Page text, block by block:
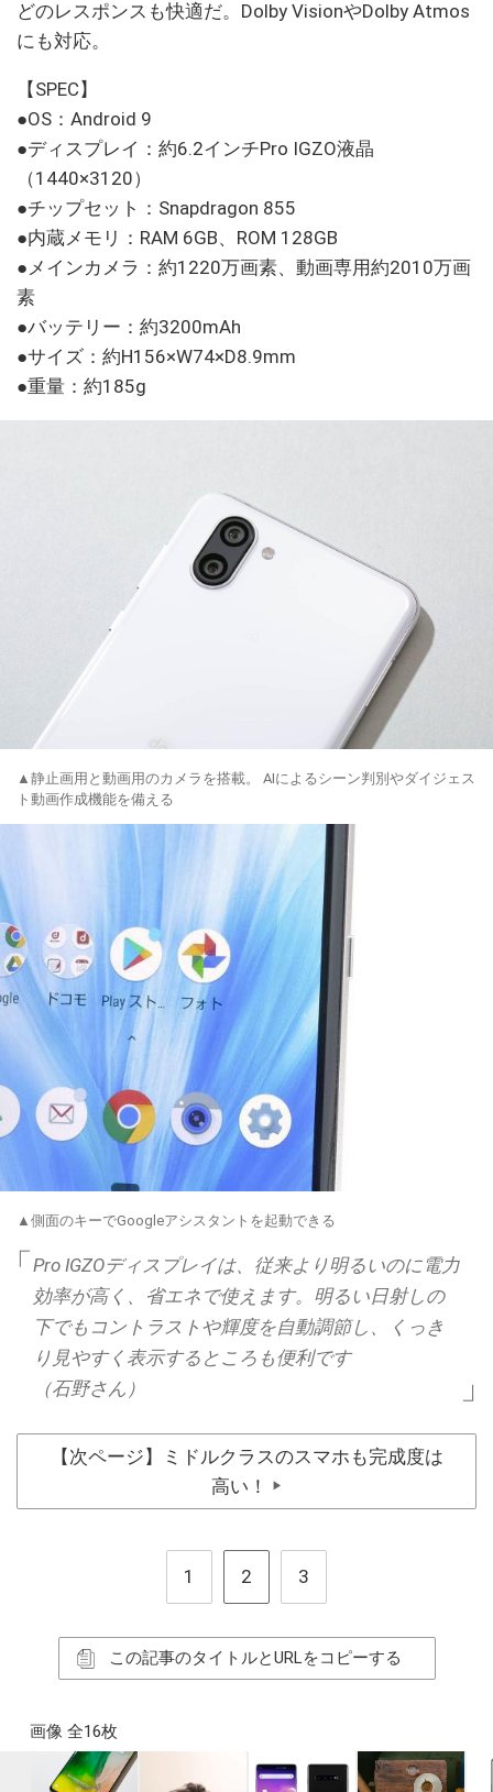
どのレスポンスも快適だ。Dolby VisionやDolby Atmos
にも対応。
【SPEC】
●OS：Android 9
●ディスプレイ：約6.2インチPro IGZO液晶
（1440×3120）
●チップセット：Snapdragon 855
●内蔵メモリ：RAM 6GB、ROM 128GB
●メインカメラ：約1220万画素、動画専用約2010万画
素
●バッテリー：約3200mAh
●サイズ：約H156×W74×D8.9mm
●重量：約185g
▲静止画用と動画用のカメラを搭載。 AIによるシーン判別やダイジェス
ト動画作成機能を備える
▲側面のキーでGoogleアシスタントを起動できる
Pro IGZOディスプレイは、従来より明るいのに電力
効率が高く、省エネで使えます。明るい日射しの
下でもコントラストや輝度を自動調節し、くっき
り見やすく表示するところも便利です
（石野さん）
【次ページ】ミドルクラスのスマホも完成度は
高い！
▶
1 2 3
この記事のタイトルとURLをコピーする
画像 全16枚